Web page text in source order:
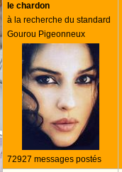
le chardon
à la recherche du standard
Gourou Pigeonneux
72927 messages postés